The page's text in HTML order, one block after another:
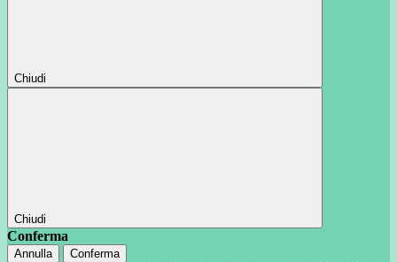
Chiudi
Chiudi
Conferma
Annulla Conferma